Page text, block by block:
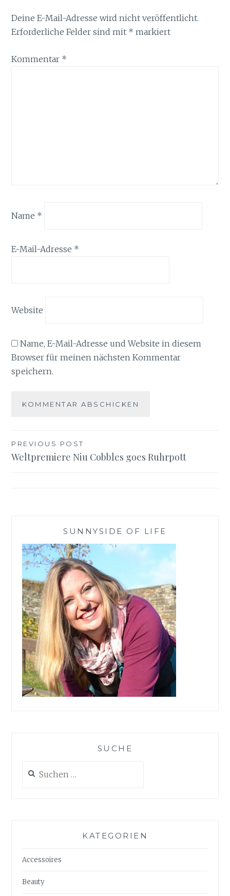
Deine E-Mail-Adresse wird nicht veröffentlicht.
Erforderliche Felder sind mit * markiert
Kommentar *
Name *
E-Mail-Adresse *
Website
Name, E-Mail-Adresse und Website in diesem
Browser für meinen nächsten Kommentar
speichern.
Beitragsnavigation
PREVIOUS POST
Weltpremiere Niu Cobbles goes Ruhrpott
SUNNYSIDE OF LIFE
SUCHE
nach:
KATEGORIEN
Accessoires
Beauty